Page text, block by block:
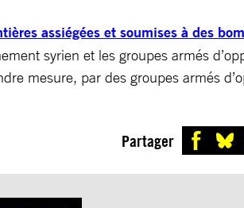
assiégées et soumises à des
syrien et les groupes armés
mesure, par des groupes armés
Partager